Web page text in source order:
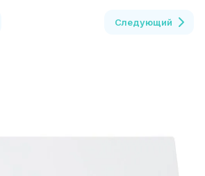
Следующий